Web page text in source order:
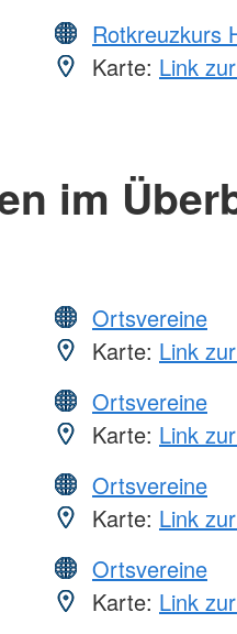
Rotkreuzkurs
Karte: Link
im
Ortsvereine
Karte: Link
Ortsvereine
Karte: Link
Ortsvereine
Karte: Link
Ortsvereine
Karte: Link